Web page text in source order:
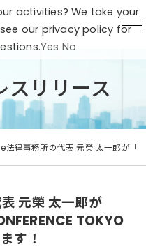
スリリース
律事務所の代表 元榮 太一郎が「
元榮 太一郎が
TOKYO
す！
activities? We take your
our privacy policy for
Yes No